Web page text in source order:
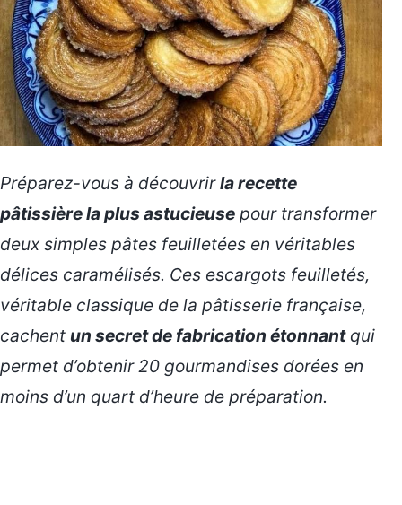
Préparez-vous à découvrirla recette
pâtissière la plus astucieuse pour transformer
deux simples pâtes feuilletées en véritables
délices caramélisés. Ces escargots feuilletés,
véritable classique de la pâtisserie française,
cachent un secret de fabrication étonnantqui
permet d’obtenir 20 gourmandises dorées en
moins d’un quart d’heure de préparation.